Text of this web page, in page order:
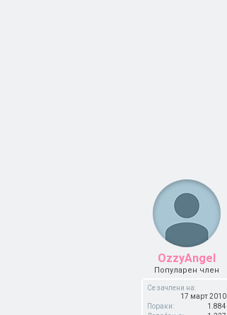
OzzyAngel
Популарен член
Се зачлени на:
17 март 2010
Пораки:
1.884